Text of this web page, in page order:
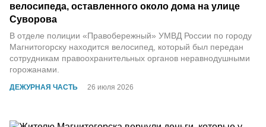
ДЕЖУРНАЯ ЧАСТЬ 26 июля 2026
велосипеда, оставленного около дома на улице
Суворова
В отделе полиции «Правобережный» УМВД России по городу
Магнитогорску находится велосипед, который был передан
сотрудникам правоохранительных органов неравнодушными
горожанами.